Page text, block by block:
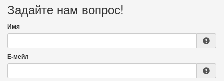
Задайте нам вопрос!
Имя
Е-мейл